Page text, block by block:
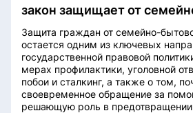
закон защищает от
Защита граждан от семейно-
остается одним из ключевых
государственной правовой
мерах профилактики, уголовной
побои и сталкинг, а также о том,
своевременное обращение за
решающую роль в